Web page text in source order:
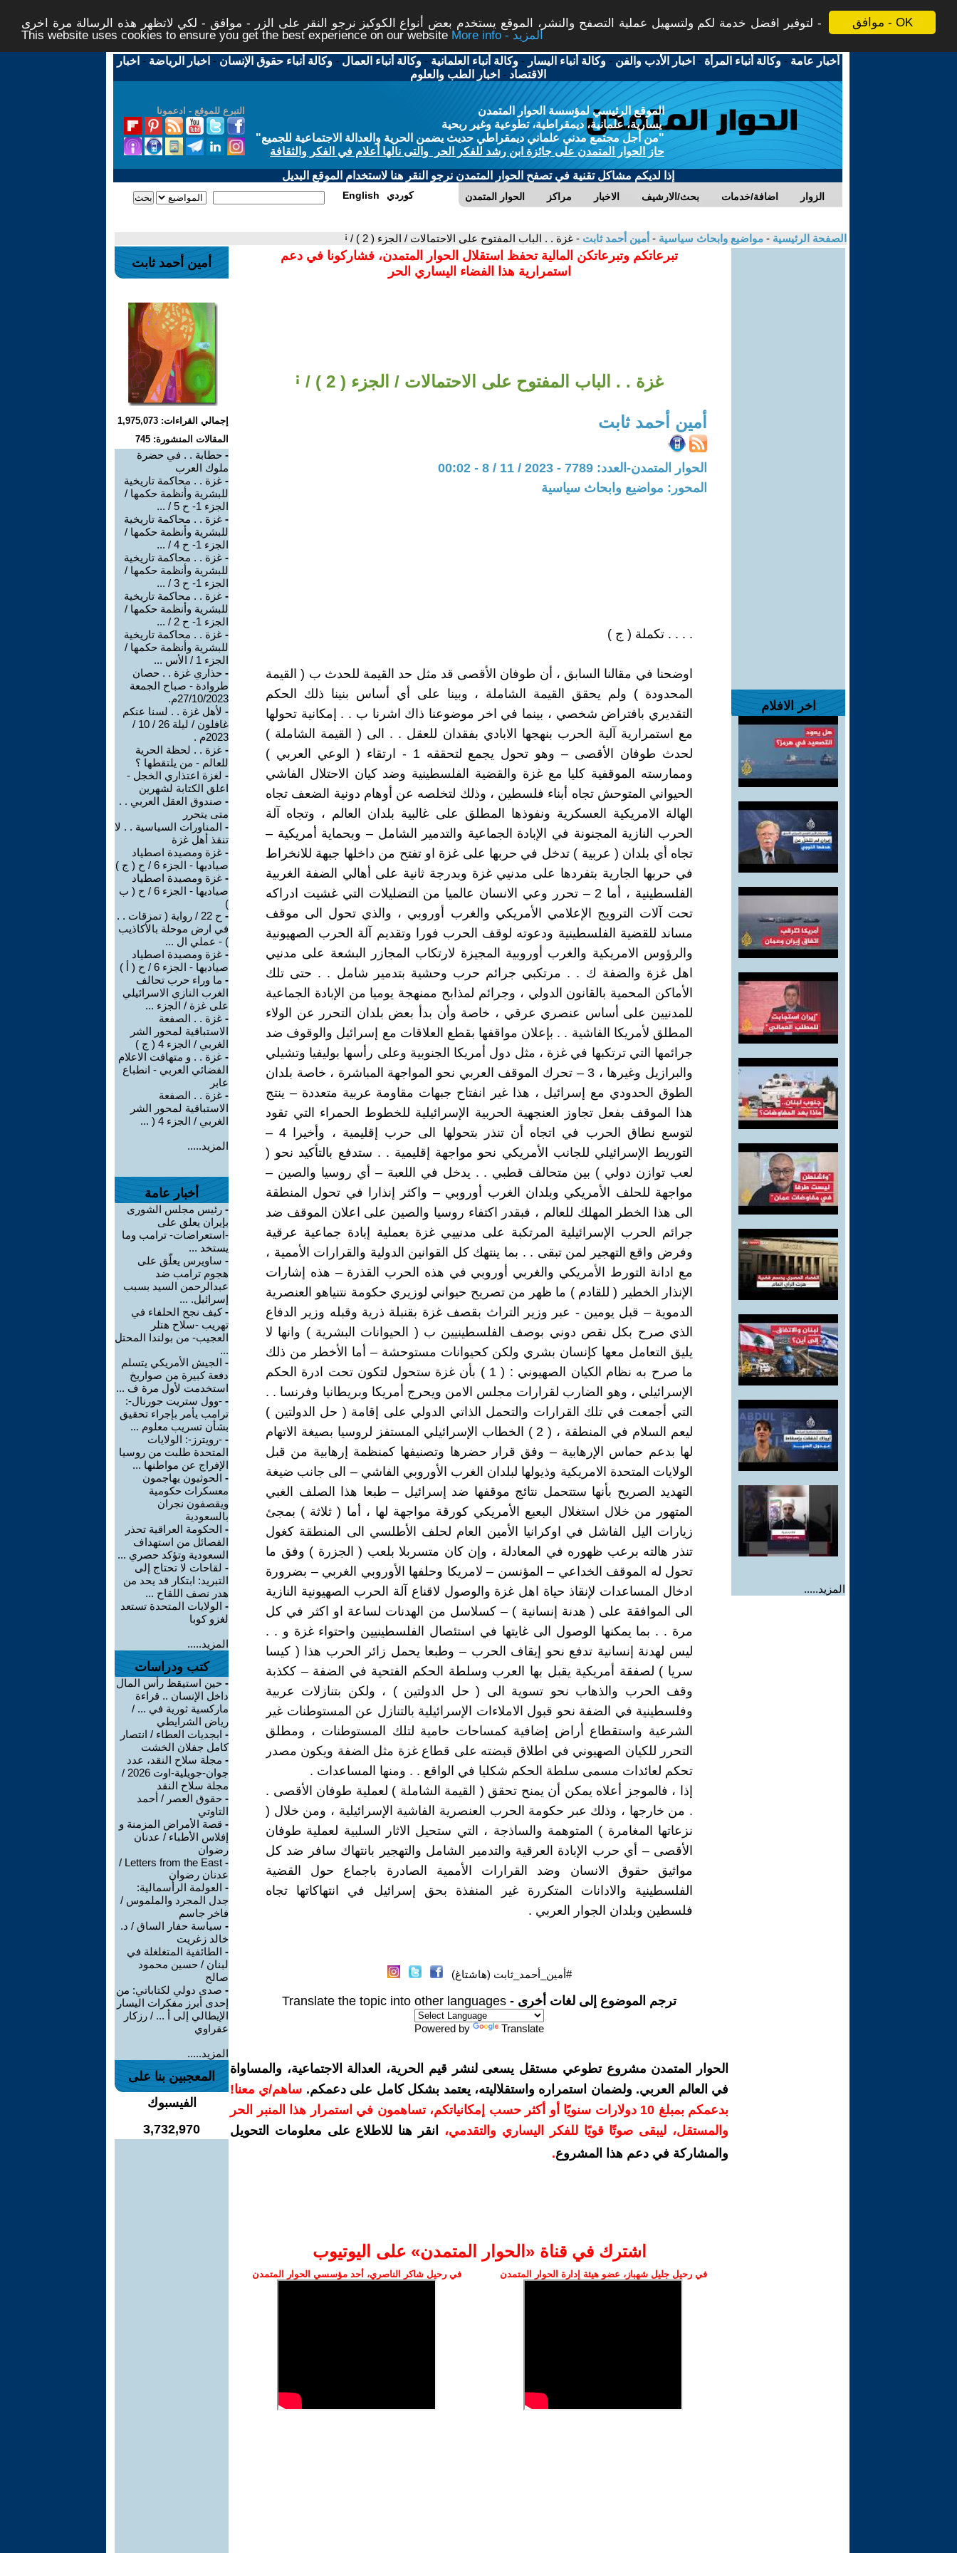
موافق - OK
لتوفير افضل خدمة لكم ولتسهيل عملية التصفح والنشر، الموقع يستخدم بعض أنواع الكوكيز نرجو النقر على الزر - موافق - لكي لاتظهر هذه الرسالة مرة اخرى -
This website uses cookies to ensure you get the best experience on our website
More info - المزيد
أخبار عامة -وكالة أنباء المرأة - اخبار الأدب والفن -وكالة أنباء اليسار -وكالة أنباء العلمانية -وكالة أنباء العمال -وكالة أنباء حقوق الإنسان - اخبار الرياضة - اخبار
الاقتصاد - اخبار الطب والعلوم
التبرع للموقع - ادعمونا
الموقع الرئيسي لمؤسسة الحوار المتمدن
يسارية، علمانية، ديمقراطية، تطوعية وغير ربحية
"من أجل مجتمع مدني علماني ديمقراطي حديث يضمن الحرية والعدالة الاجتماعية للجميع"
حاز الحوار المتمدن على جائزة ابن رشد للفكر الحر والتى نالها أعلام في الفكر والثقافة
إذا لديكم مشاكل تقنية في تصفح الحوار المتمدن نرجو النقر هنا لاستخدام الموقع البديل
الحوار المتمدن مراكز الاخبار بحث/الارشيف اضافة/خدمات الزوار English كوردي
الصفحة الرئيسية - مواضيع وابحاث سياسية - أمين أحمد ثابت - غزة . . الباب المفتوح على الاحتمالات / الجزء ( 2 ) / ꜟ
اخر الافلام
المزيد.....
تبرعاتكم وتبرعاتكن المالية تحفظ استقلال الحوار المتمدن، فشاركونا في دعم
استمرارية هذا الفضاء اليساري الحر
غزة . . الباب المفتوح على الاحتمالات / الجزء ( 2 ) / ꜟ
أمين أحمد ثابت
الحوار المتمدن-العدد: 7789 - 2023 / 11 / 8 - 00:02
المحور: مواضيع وابحاث سياسية
. . . . تكملة ( ج )
اوضحنا في مقالنا السابق ، أن طوفان الأقصى قد مثل حد القيمة للحدث ب ( القيمة
المحدودة ) ولم يحقق القيمة الشاملة ، وبينا على أي أساس بنينا ذلك الحكم
التقديري بافتراض شخصي ، بينما في اخر موضوعنا ذاك اشرنا ب . . إمكانية تحولها
مع استمرارية آلية الحرب بنهجها الابادي بفقدان للعقل . . الى ( القيمة الشاملة )
لحدث طوفان الأقصى – وهو تحول يجمع لتحققه 1 - ارتقاء ( الوعي العربي )
وممارسته الموقفية كليا مع غزة والقضية الفلسطينية وضد كيان الاحتلال الفاشي
الحيواني المتوحش تجاه أبناء فلسطين ، وذلك لتخلصه عن أوهام دونية الضعف تجاه
الهالة الامريكية العسكرية ونفوذها المطلق على غالبية بلدان العالم ، وتجاه آلة
الحرب النازية المجنونة في الإبادة الجماعية والتدمير الشامل – وبحماية أمريكية –
تجاه أي بلدان ( عربية ) تدخل في حربها على غزة او تفتح من داخلها جبهة للانخراط
في حربها الجارية بتفردها على مدنيي غزة وبدرجة ثانية على أهالي الضفة الغربية
الفلسطينية ، أما 2 – تحرر وعي الانسان عالميا من التضليلات التي غشيت ادراكه
تحت آلات الترويج الإعلامي الأمريكي والغرب أوروبي ، والذي تحول الى موقف
مساند للقضية الفلسطينية ودعوته لوقف الحرب فورا وتقديم آلة الحرب الصهيونية
والرؤوس الامريكية والغرب أوروبية المجيزة لارتكاب المجازر البشعة على مدنيي
اهل غزة والضفة ك . . مرتكبي جرائم حرب وحشية بتدمير شامل . . حتى تلك
الأماكن المحمية بالقانون الدولي ، وجرائم لمذابح ممنهجة يوميا من الإبادة الجماعية
للمدنيين على أساس عنصري عرقي ، خاصة وأن بدأ بعض بلدان التحرر عن الولاء
المطلق لأمريكا الفاشية . . بإعلان مواقفها بقطع العلاقات مع إسرائيل والوقوف ضد
جرائمها التي ترتكبها في غزة ، مثل دول أمريكا الجنوبية وعلى رأسها بوليفيا وتشيلي
والبرازيل وغيرها ، 3 – تحرك الموقف العربي نحو المواجهة المباشرة ، خاصة بلدان
الطوق الحدودي مع إسرائيل ، هذا غير انفتاح جبهات مقاومة عربية متعددة – ينتج
هذا الموقف بفعل تجاوز العنجهية الحربية الإسرائيلية للخطوط الحمراء التي تقود
لتوسع نطاق الحرب في اتجاه أن تنذر بتحولها الى حرب إقليمية ، وأخيرا 4 –
التوريط الإسرائيلي للجانب الأمريكي نحو مواجهة إقليمية . . ستدفع بالتأكيد نحو (
لعب توازن دولي ) بين متحالف قطبي . . يدخل في اللعبة – أي روسيا والصين –
مواجهة للحلف الأمريكي وبلدان الغرب أوروبي – واكثر إنذارا في تحول المنطقة
الى هذا الخطر المهلك للعالم ، فبقدر اكتفاء روسيا والصين على اعلان الموقف ضد
جرائم الحرب الإسرائيلية المرتكبة على مدنييي غزة بعملية إبادة جماعية عرقية
وفرض واقع التهجير لمن تبقى . . بما ينتهك كل القوانين الدولية والقرارات الأممية ،
مع ادانة التورط الأمريكي والغربي أوروبي في هذه الحرب القذرة – هذه إشارات
الإنذار الخطير ( للقادم ) ما ظهر من تصريح حيواني لوزيري حكومة نتنياهو العنصرية
الدموية – قبل يومين - عبر وزير التراث بقصف غزة بقنبلة ذرية وقبله وزير الدفاع
الذي صرح بكل نقص دوني بوصف الفلسطينيين ب ( الحيوانات البشرية ) وانها لا
يليق التعامل معها كإنسان بشري ولكن كحيوانات مستوحشة – أما الأخطر من ذلك
ما صرح به نظام الكيان الصهيوني : ( 1 ) بأن غزة ستحول لتكون تحت ادرة الحكم
الإسرائيلي ، وهو الضارب لقرارات مجلس الامن ويحرج أمريكا وبريطانيا وفرنسا . .
التي أجمعت في تلك القرارات والتحمل الذاتي الدولي على إقامة ( حل الدولتين )
ليعم السلام في المنطقة ، ( 2 ) الخطاب الإسرائيلي المستفز لروسيا بصيغة الاتهام
لها بدعم حماس الإرهابية – وفق قرار حضرها وتصنيفها كمنظمة إرهابية من قبل
الولايات المتحدة الامريكية وذيولها لبلدان الغرب الأوروبي الفاشي – الى جانب ضيغة
التهديد الصريح بأنها ستتحمل نتائج موقفها ضد إسرائيل – طبعا هذا الصلف الغبي
المتهور من خلال استغلال البعبع الأمريكي كورقة مواجهة لها ، أما ( ثلاثة ) بمجئ
زيارات اليل الفاشل في اوكرانيا الأمين العام لحلف الأطلسي الى المنطقة كغول
تنذر هالته برعب ظهوره في المعادلة ، وإن كان متسربلا بلعب ( الجزرة ) وفق ما
تحول له الموقف الخداعي – المؤنسن – لامريكا وحلفها الأوروبي الغربي – بضرورة
ادخال المساعدات لإنقاذ حياة اهل غزة والوصول لاقناع آلة الحرب الصهيونية النازية
الى الموافقة على ( هدنة إنسانية ) – كسلاسل من الهدنات لساعة او اكثر في كل
مرة . . بما يمكنها الوصول الى غايتها في استئصال الفلسطينيين واحتواء غزة و . .
ليس لهدنة إنسانية تدفع نحو إيقاف الحرب – وطبعا يحمل زائر الحرب هذا ( كيسا
سريا ) لصفقة أمريكية يقبل بها العرب وسلطة الحكم الفتحية في الضفة – ككذبة
وقف الحرب والذهاب نحو تسوية الى ( حل الدولتين ) ، ولكن بتنازلات عربية
وفلسطينية في الضفة نحو قبول الاملاءات الإسرائيلية بالتنازل عن المستوطنات غير
الشرعية واستقطاع أراض إضافية كمساحات حامية لتلك المستوطنات ، ومطلق
التحرر للكيان الصهيوني في اطلاق قبضته على قطاع غزة مثل الضفة ويكون مصدر
تحكم لعائدات مسمى سلطة الحكم شكليا في الواقع . . ومنها المساعدات .
إذا ، فالموجز أعلاه يمكن أن يمنح تحقق ( القيمة الشاملة ) لعملية طوفان الأقصى .
. من خارجها ، وذلك عبر حكومة الحرب العنصرية الفاشية الإسرائيلية ، ومن خلال (
نزعاتها المغامرة ) المتوهمة والساذجة ، التي ستحيل الاثار السلبية لعملية طوفان
الأقصى – أي حرب الإبادة العرقية والتدمير الشامل والتهجير بانتهاك سافر ضد كل
مواثيق حقوق الانسان وضد القرارات الأممية الصادرة باجماع حول القضية
الفلسطينية والادانات المتكررة غير المنفذة بحق إسرائيل في انتهاكاتها تجاه
فلسطين وبلدان الجوار العربي .
#أمين_أحمد_ثابت (هاشتاغ)
ترجم الموضوع إلى لغات أخرى - Translate the topic into other languages
Powered by Translate
الحوار المتمدن مشروع تطوعي مستقل يسعى لنشر قيم الحرية، العدالة الاجتماعية، والمساواة
في العالم العربي. ولضمان استمراره واستقلاليته، يعتمد بشكل كامل على دعمكم. ساهم/ي معنا!
بدعمكم بمبلغ 10 دولارات سنويًا أو أكثر حسب إمكانياتكم، تساهمون في استمرار هذا المنبر الحر
والمستقل، ليبقى صوتًا قويًا للفكر اليساري والتقدمي،
انقر هنا للاطلاع على معلومات التحويل
والمشاركة في دعم هذا المشروع.
اشترك في قناة ‫«الحوار المتمدن» على اليوتيوب
في رحيل جليل شهباز، عضو هيئة إدارة الحوار المتمدن في رحيل شاكر الناصري، أحد مؤسسي الحوار المتمدن
أمين أحمد ثابت
إجمالي القراءات: 1,975,073
المقالات المنشورة: 745
- حطابة . . في حضرة
ملوك العرب
- غزة . . محاكمة تاريخية
للبشرية وأنظمة حكمها /
الجزء 1- ح 5 / ...
- غزة . . محاكمة تاريخية
للبشرية وأنظمة حكمها /
الجزء 1- ح 4 / ...
- غزة . . محاكمة تاريخية
للبشرية وأنظمة حكمها /
الجزء 1- ح 3 / ...
- غزة . . محاكمة تاريخية
للبشرية وأنظمة حكمها /
الجزء 1- ح 2 / ...
- غزة . . محاكمة تاريخية
للبشرية وأنظمة حكمها /
الجزء 1 / الأس ...
- حذاري غزة . . حصان
طروادة - صباح الجمعة
27/10/2023م.
- لأهل غزة . . لسنا عنكم
غافلون / ليلة 26 / 10 /
2023م .
- غزة . . لحظة الحرية
للعالم - من يلتقطها ؟
- لغزة اعتذاري الخجل -
اعلق الكتابة لشهرين
- صندوق العقل العربي . .
متى يتحرر
- المناورات السياسية . . لا
تنقذ أهل غزة
- غزة ومصيدة اصطياد
صياديها - الجزء 6 / ح ( ج )
- غزة ومصيدة اصطياد
صياديها - الجزء 6 / ح ( ب
)
-
ح 22 / رواية ( تمزقات . .
في ارض موحلة بالأكاذيب
) - عملي ال ...
- غزة ومصيدة اصطياد
صياديها - الجزء 6 / ح ( أ )
- ما وراء حرب تحالف
الغرب النازي الاسرائيلي
على غزة / الجزء ...
- غزة . . الصفعة
الاستباقية لمحور الشر
الغربي / الجزء 4 ( ج )
- غزة . . و متهافت الاعلام
الفضائي العربي - انطباع
عابر
- غزة . . الصفعة
الاستباقية لمحور الشر
الغربي / الجزء 4 ( ...
المزيد.....
أخبار عامة
- رئيس مجلس الشورى
بإيران يعلق على
-استعراضات- ترامب وما
يستخد ...
- ساويرس يعلّق على
هجوم ترامب ضد
عبدالرحمن السيد بسبب
إسرائيل. ...
-كيف نجح الحلفاء في
تهريب -سلاح هتلر
العجيب- من بولندا المحتل
...
- الجيش الأمريكي يتسلم
دفعة كبيرة من صواريخ
استخدمت لأول مرة ف ...
- -وول ستريت جورنال-:
ترامب يأمر بإجراء تحقيق
بشأن تسريب معلوم ...
- -رويترز-: الولايات
المتحدة طلبت من روسيا
الإفراج عن مواطنها ...
- الحوثيون يهاجمون
معسكرات حكومية
ويقصفون نجران
بالسعودية
- الحكومة العراقية تحذر
الفصائل من استهداف
السعودية وتؤكد حصري ...
- لقاحات لا تحتاج إلى
التبريد: ابتكار قد يحد من
هدر نصف اللقاح ...
- الولايات المتحدة تستعد
لغزو كوبا
المزيد.....
كتب ودراسات
- حين استيقظ رأس المال
داخل الإنسان .. قراءة
ماركسية ثورية في ... /
رياض الشرايطي
- ابجديات العطاء / انتصار
كامل جفلان الخشت
- مجلة سلاح النقد، عدد
جوان-جويلية-اوت 2026 /
مجلة سلاح النقد
- حقوق العصر / أحمد
التاوتي
- قصة الأمراض المزمنة و
إفلاس الأطباء / عدنان
رضوان
-
Letters from the East /
عدنان رضوان
- العولمة الرأسمالية:
جدل المجرد والملموس /
فاخر جاسم
- سياسة حفار الساق / د.
خالد زغريت
- الطائفية المتغلغلة في
لبنان / حسين محمود
صالح
- صدى دولي لكتاباتي: من
إحدى أبرز مفكرات اليسار
الإيطالي إلى أ ... / رزكار
عقراوي
المزيد.....
المعجبين بنا على
الفيسبوك
3,732,970